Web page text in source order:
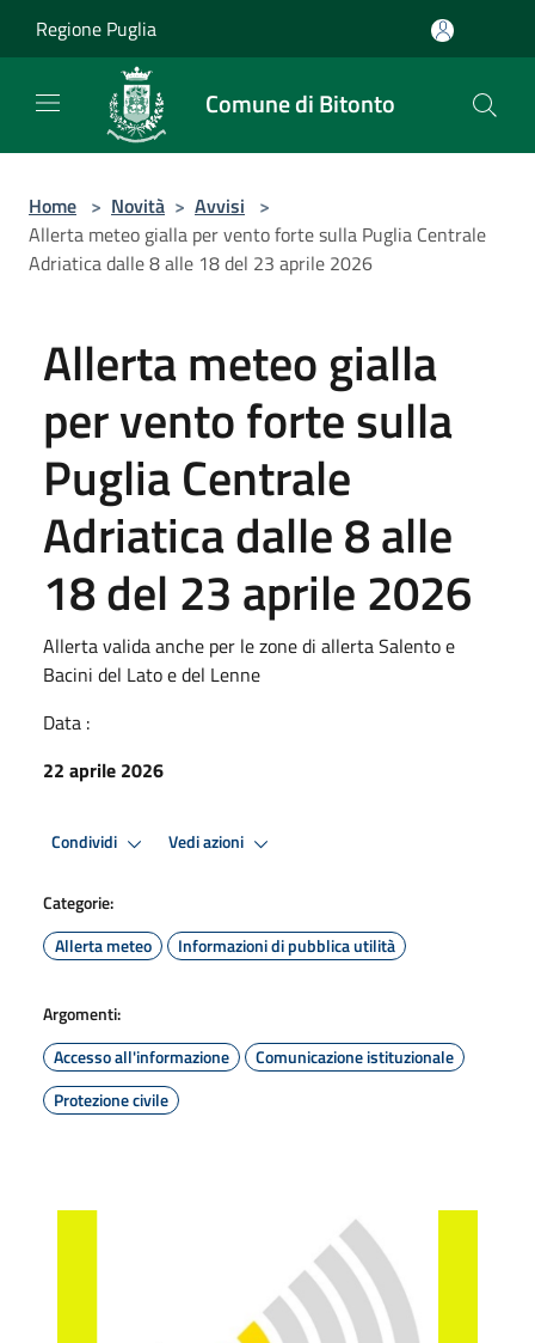
Regione Puglia
Comune di Bitonto
Home > Novità > Avvisi >
Allerta meteo gialla per vento forte sulla Puglia Centrale
Adriatica dalle 8 alle 18 del 23 aprile 2026
Allerta meteo gialla
per vento forte sulla
Puglia Centrale
Adriatica dalle 8 alle
18 del 23 aprile 2026
Allerta valida anche per le zone di allerta Salento e
Bacini del Lato e del Lenne
Data :
22 aprile 2026
Condividi Vedi azioni
Categorie:
Allerta meteo
Informazioni di pubblica utilità
Argomenti:
Accesso all'informazione
Comunicazione istituzionale
Protezione civile